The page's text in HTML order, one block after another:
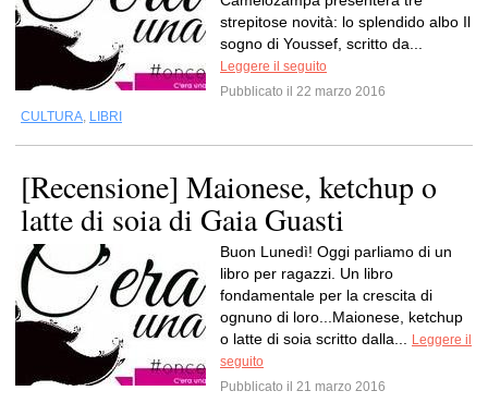
strepitose novità: lo splendido albo Il
sogno di Youssef, scritto da...
Leggere il seguito
Pubblicato il 22 marzo 2016
CULTURA, LIBRI
[Recensione] Maionese, ketchup o
latte di soia di Gaia Guasti
Buon Lunedì! Oggi parliamo di un
libro per ragazzi. Un libro
fondamentale per la crescita di
ognuno di loro...Maionese, ketchup
o latte di soia scritto dalla...
Leggere il
seguito
Pubblicato il 21 marzo 2016